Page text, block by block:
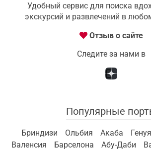
Удобный сервис для поиска
экскурсий и развлечений в
Отзыв о сайте
Следите за нами в
Популярные
Бриндизи Ольбия Акаба Генуя
Валенсия
Барселона Абу-Даби